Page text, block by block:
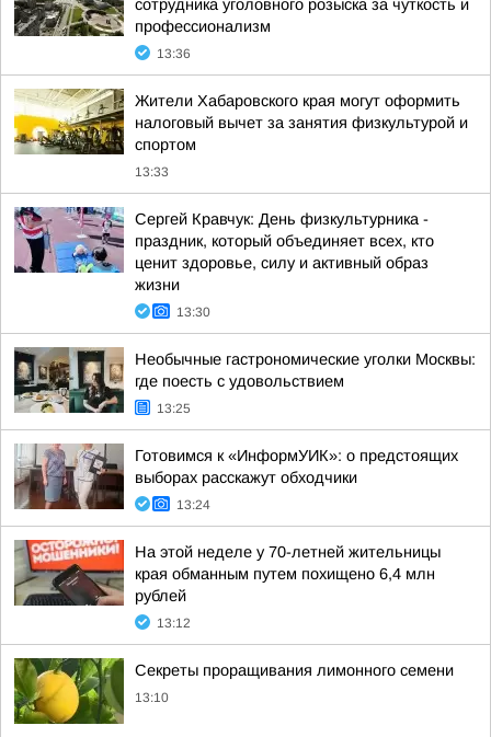
сотрудника уголовного розыска за чуткость и
профессионализм
13:36
Жители Хабаровского края могут оформить
налоговый вычет за занятия физкультурой и
спортом
13:33
Сергей Кравчук: День физкультурника -
праздник, который объединяет всех, кто
ценит здоровье, силу и активный образ
жизни
13:30
Необычные гастрономические уголки Москвы:
где поесть с удовольствием
13:25
Готовимся к «ИнформУИК»: о предстоящих
выборах расскажут обходчики
13:24
На этой неделе у 70-летней жительницы
края обманным путем похищено 6,4 млн
рублей
13:12
Секреты проращивания лимонного семени
13:10